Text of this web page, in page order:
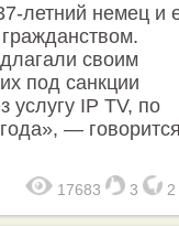
летний немец и
своим
под санкции
услугу IP TV, по
—
17683 3 2